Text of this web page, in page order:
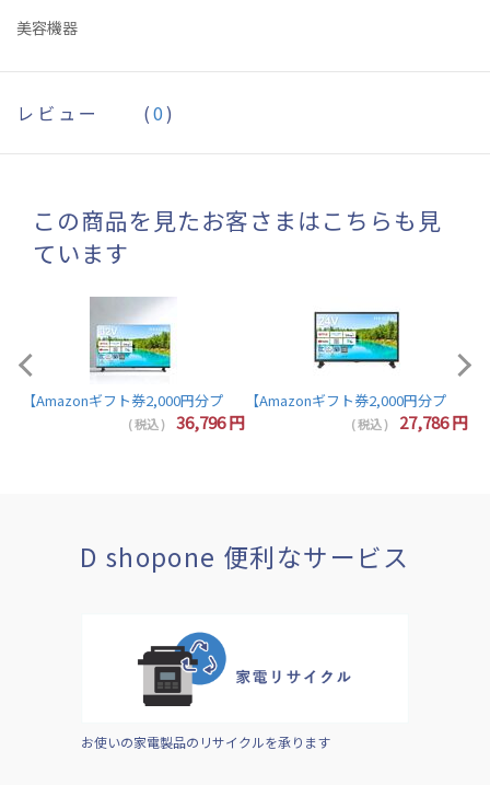
美容機器
レビュー (0)
この商品を見たお客さまはこちらも見
ています
【Amazonギフト券2,000円分プレゼント】東芝 レグザ テレビ 32インチ
( 税込 ) 36,796円 ( 税込 ) 27,786円
D shopone 便利なサービス
お使いの家電製品のリサイクルを承ります